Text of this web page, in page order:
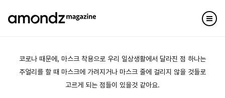
코로나 때문에, 마스크 착용으로 우리 일상생활에서 달라진 점 하나는
주얼리를 할 때 마스크에 가려지거나 마스크 줄에 걸리지 않을 것들로
고르게 되는 점들이 있을것 같아요.